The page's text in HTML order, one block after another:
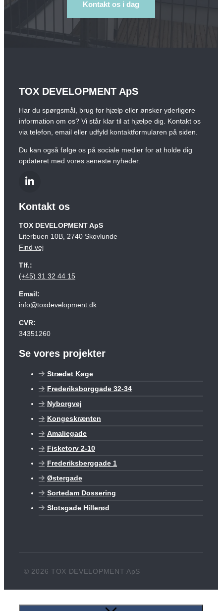
Kontakt os i dag
TOX DEVELOPMENT ApS
Har du spørgsmål, brug for hjælp eller ønsker yderligere
information om os? Vi står klar til at hjælpe dig. Kontakt os
via telefon, email eller udfyld kontaktformularen på siden.
Du kan også følge os på sociale medier for at holde dig
opdateret med vores seneste nyheder.
Kontakt os
TOX DEVELOPMENT ApS
Literbuen 10B, 2740 Skovlunde
Find vej
Tlf.:
(+45) 31 32 44 15
Email:
info@toxdevelopment.dk
CVR:
34351260
Se vores projekter
Strædet Køge
Frederiksborggade 32-34
Nyborgvej
Kongeskrænten
Amaliegade
Fisketorv 2-10
Frederiksberggade 1
Østergade
Sortedam Dossering
Slotsgade Hillerød
© 2026 TOX DEVELOPMENT ApS